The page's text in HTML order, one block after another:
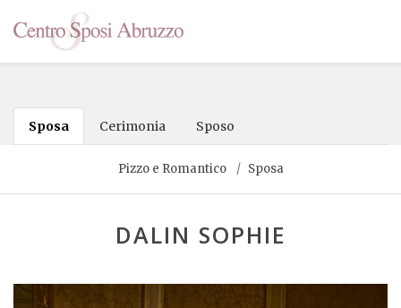
Sposa Cerimonia Sposo
Pizzo e Romantico Sposa
DALIN SOPHIE